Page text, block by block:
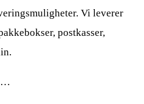
Vi leverer
postkasser,
…